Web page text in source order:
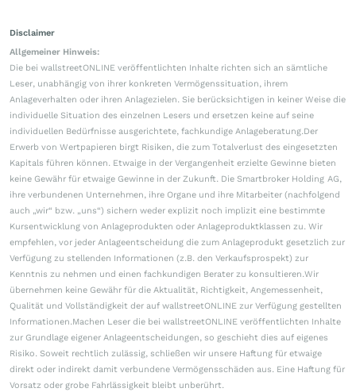
Disclaimer
Allgemeiner Hinweis:
Die bei wallstreetONLINE veröffentlichten Inhalte richten sich an sämtliche
Leser, unabhängig von ihrer konkreten Vermögenssituation, ihrem
Anlageverhalten oder ihren Anlagezielen. Sie berücksichtigen in keiner Weise die
individuelle Situation des einzelnen Lesers und ersetzen keine auf seine
individuellen Bedürfnisse ausgerichtete, fachkundige Anlageberatung.Der
Erwerb von Wertpapieren birgt Risiken, die zum Totalverlust des eingesetzten
Kapitals führen können. Etwaige in der Vergangenheit erzielte Gewinne bieten
keine Gewähr für etwaige Gewinne in der Zukunft. Die Smartbroker Holding AG,
ihre verbundenen Unternehmen, ihre Organe und ihre Mitarbeiter (nachfolgend
auch „wir“ bzw. „uns“) sichern weder explizit noch implizit eine bestimmte
Kursentwicklung von Anlageprodukten oder Anlageproduktklassen zu. Wir
empfehlen, vor jeder Anlageentscheidung die zum Anlageprodukt gesetzlich zur
Verfügung zu stellenden Informationen (z.B. den Verkaufsprospekt) zur
Kenntnis zu nehmen und einen fachkundigen Berater zu konsultieren.Wir
übernehmen keine Gewähr für die Aktualität, Richtigkeit, Angemessenheit,
Qualität und Vollständigkeit der auf wallstreetONLINE zur Verfügung gestellten
Informationen.Machen Leser die bei wallstreetONLINE veröffentlichten Inhalte
zur Grundlage eigener Anlageentscheidungen, so geschieht dies auf eigenes
Risiko. Soweit rechtlich zulässig, schließen wir unsere Haftung für etwaige
direkt oder indirekt damit verbundene Vermögensschäden aus. Eine Haftung für
Vorsatz oder grobe Fahrlässigkeit bleibt unberührt.